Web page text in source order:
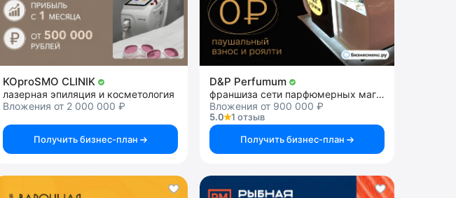
KOproSMO CLINIK
лазерная эпиляция и косметология
Вложения от 2 000 000 ₽
Получить бизнес-план
D&P Perfumum
франшиза сети парфюмерных магазинов
Вложения от 900 000 ₽
5.0
1 отзыв
Получить бизнес-план